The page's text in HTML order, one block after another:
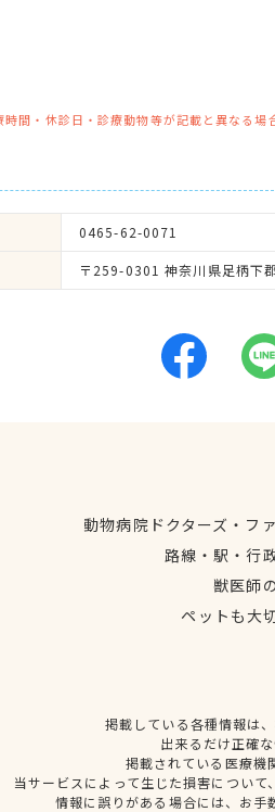
間・休診日・診療動物等が記載と異なる場
0465-62-0071
〒259-0301 神奈川県足柄下
動物病院ドクターズ・フ
路線・駅・行
獣医師
ペットも大
掲載している各種情報は
出来るだけ正確
掲載されている医療機
当サービスによって生じた損害につい
情報に誤りがある場合には、お手